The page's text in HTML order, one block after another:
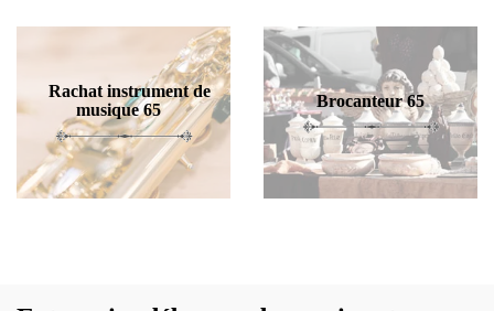
Rachat instrument de
musique 65
Brocanteur 65